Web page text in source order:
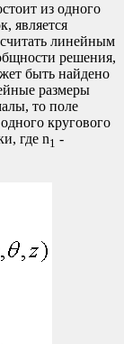
из одного
является
линейным
решения,
быть найдено
размеры
то поле
кругового
где n1 -